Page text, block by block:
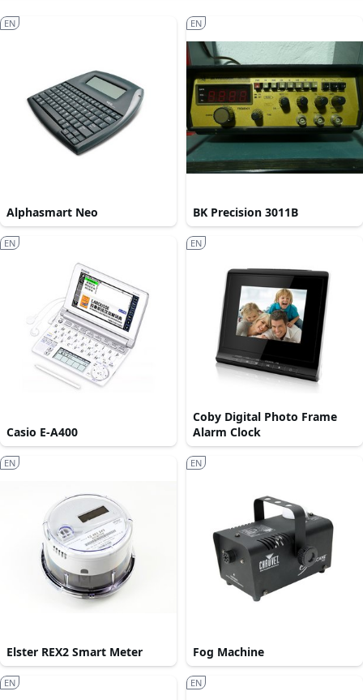
Alphasmart Neo
EN
BK Precision 3011B
EN
Casio E-A400
EN
Coby Digital Photo Frame
Alarm Clock
EN
Elster REX2 Smart Meter
EN
Fog Machine
EN
EN EN